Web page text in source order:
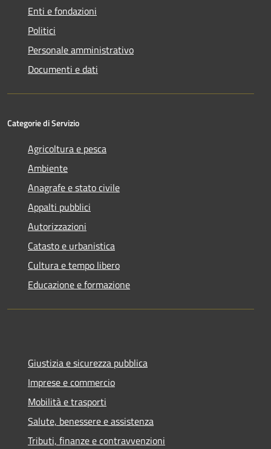
Enti e fondazioni
Politici
Personale amministrativo
Documenti e dati
Categorie di Servizio
Agricoltura e pesca
Ambiente
Anagrafe e stato civile
Appalti pubblici
Autorizzazioni
Catasto e urbanistica
Cultura e tempo libero
Educazione e formazione
Giustizia e sicurezza pubblica
Imprese e commercio
Mobilità e trasporti
Salute, benessere e assistenza
Tributi, finanze e contravvenzioni